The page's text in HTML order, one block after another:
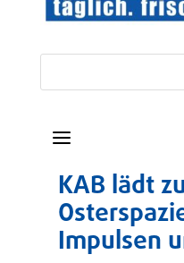
a
KAB lädt
Impulsen